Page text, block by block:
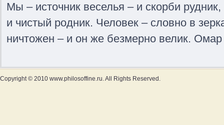
Мы – источник веселья – и скорби
и чистый родник. Человек – словно в
ничтожен – и он же безмерно велик.
Copyright © 2010 www.philosoffine.ru. All Rights Reserved.